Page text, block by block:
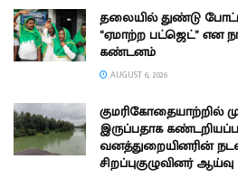
தலையில் துண்டு
“ஏமாற்ற பட்ஜெட்” என
கண்டனம்
AUGUST 6, 2026
குமரிகோதையாற்றில்
இருப்பதாக
வனத்துறையினரின்
சிறப்புகுழுவினர் ஆய்வு